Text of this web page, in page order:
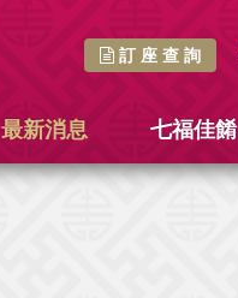
訂 座 查 詢
最新消息 七福佳餚